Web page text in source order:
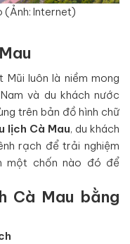
(Ảnh: Internet)
luôn là niềm mong
và du khách nước
trên bản đồ hình chữ
lịch Cà Mau, du khách
rạch để trải nghiệm
một chốn nào đó để
Cà Mau bằng